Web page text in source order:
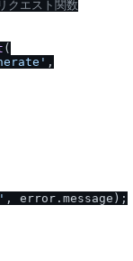
エスト関数
(
,
, error. message );